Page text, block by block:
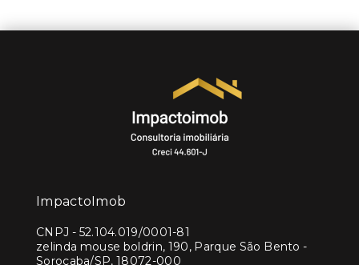
ImpactoImob
CNPJ - 52.104.019/0001-81
zelinda mouse boldrin, 190, Parque São Bento -
Sorocaba/SP, 18072-000